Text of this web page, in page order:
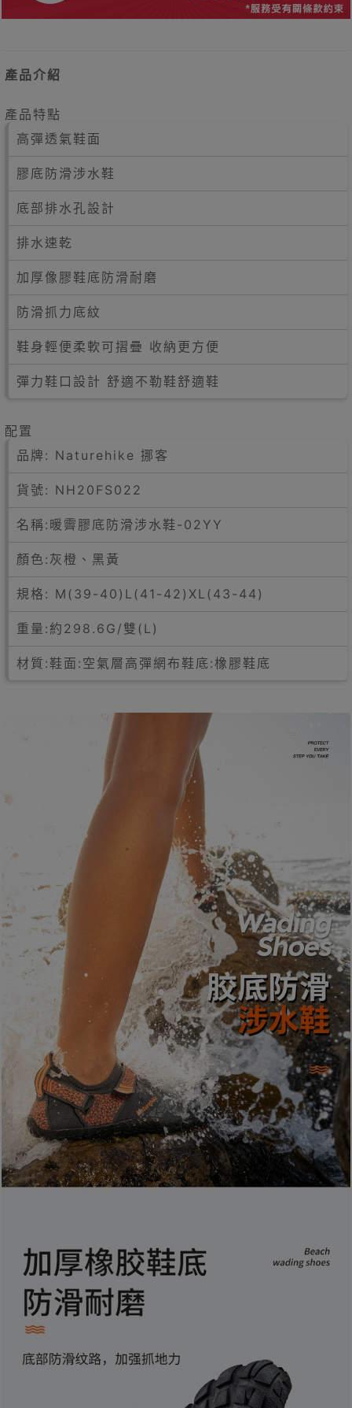
產品介紹
產品特點
高彈透氣鞋面
膠底防滑涉水鞋
底部排水孔設計
排水速乾
加厚像膠鞋底防滑耐磨
防滑抓力底紋
鞋身輕便柔軟可摺疊 收納更方便
彈力鞋口設計 舒適不勒鞋舒適鞋
配置
品牌: Naturehike 挪客
貨號: NH20FS022
名稱:暖霽膠底防滑涉水鞋-02YY
顏色:灰橙、黑黃
規格: M(39-40)L(41-42)XL(43-44)
重量:約298.6G/雙(L)
材質:鞋面:空氣層高彈網布鞋底:橡膠鞋底